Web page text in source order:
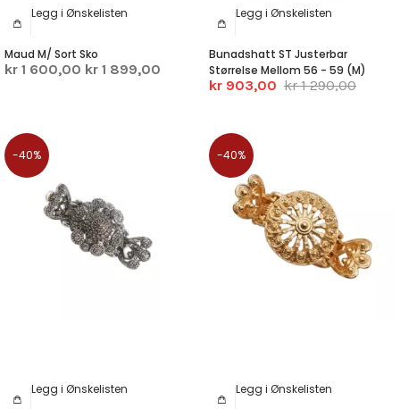
Legg i Ønskelisten
Maud M/ Sort Sko
kr 1 600,00 kr 1 899,00
Legg i Ønskelisten
Bunadshatt ST Justerbar
Størrelse Mellom 56 - 59 (M)
kr 903,00 kr 1 290,00
-40%
Legg i Ønskelisten
-40%
Legg i Ønskelisten